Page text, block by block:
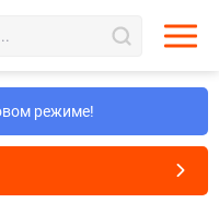
режиме!